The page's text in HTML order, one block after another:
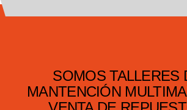
SOMOS TALLERES
MANTENCIÓN